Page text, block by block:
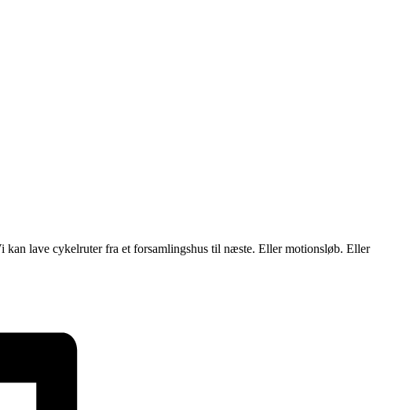
kan lave cykelruter fra et forsamlingshus til næste. Eller motionsløb. Eller